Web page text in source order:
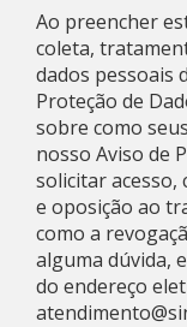
Ao preencher
coleta,
dados pessoais
Proteção de
sobre como
nosso Aviso de
solicitar acesso,
e oposição ao
como a
alguma dúvida,
do endereço